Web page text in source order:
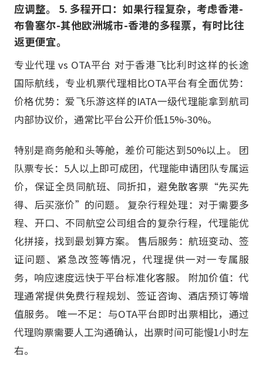
应调整。 5. 多程开口：如果行程复杂，考虑香港-
布鲁塞尔-其他欧洲城市-香港的多程票，有时比往
返更便宜。
专业代理 vs OTA平台 对于香港飞比利时这样的长途
国际航线，专业机票代理相比OTA平台有全面优势：
价格优势：爱飞乐游这样的IATA一级代理能拿到航司
内部协议价，通常比平台公开价低15%-30%。
特别是商务舱和头等舱，差价可能达到50%以上。 团
队票专长：5人以上即可成团，代理能申请团队专属运
价，保证全员同航班、同折扣，避免散客票“先买先
得、后买涨价”的问题。 复杂行程处理：对于需要多
程、开口、不同航空公司组合的复杂行程，代理能优
化拼接，找到最划算方案。 售后服务：航班变动、签
证问题、紧急改签等情况，代理提供一对一专属服
务，响应速度远快于平台标准化客服。 附加价值：代
理通常提供免费行程规划、签证咨询、酒店预订等增
值服务。 唯一不足：与OTA平台即时出票相比，通过
代理购票需要人工沟通确认，出票时间可能慢1小时左
右。